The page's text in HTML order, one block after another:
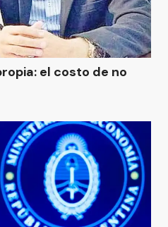
el costo de no